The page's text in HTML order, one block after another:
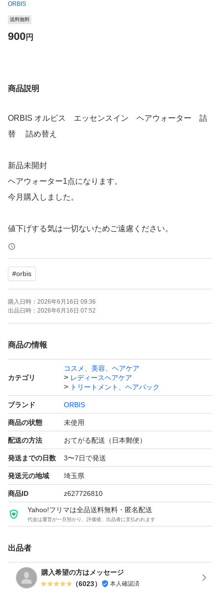
ORBIS
送料無料
900円
商品説明
ORBIS オルビス エッセンスイン ヘアウォーター 詰
替 詰め替え
新品未開封
ヘアウォーター1点になります。
今月購入しました。
値下げする気は一切ないためご遠慮ください。
購入から7日以内の発送になります。急がれる方は購入お
控えください。
発送日についてのご質問はお答えしかねます。購入後であ
ってもご質問あった場合キャンセルいたします。
OPP等にはいれず、そのまま発送
購入後のメッセージは梱包時に行っております。
遅くなる場合もございますがご理解ください。
再出品、専用出品可→お気軽にご質問下さい。
#orbis
購入日時： 2026年6月16日 09:36
出品日時： 2026年6月16日 07:52
商品の情報
カテゴリ
コスメ、美容、ヘアケア
レディースヘアケア
トリートメント、ヘアパック
ブランド ORBIS
商品の状態 未使用
配送の方法 おてがる配送（日本郵便）
発送までの日数 3〜7日で発送
発送元の地域 埼玉県
商品ID z627726810
Yahoo!フリマは全品送料無料・匿名配送
代金は運営が一旦預かり、評価後、出品者に支払われます
出品者
購入希望の方はメッセージ
（6023） 本人確認済